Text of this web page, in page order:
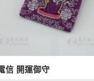
信 開運御守